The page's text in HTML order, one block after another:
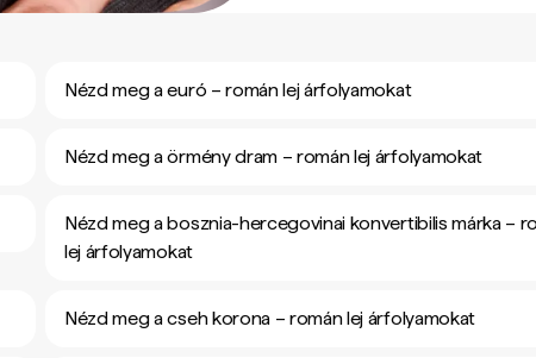
Nézd meg a euró – román lej árfolyamokat
Nézd meg a örmény dram – román lej árfolyamokat
Nézd meg a bosznia-hercegovinai konvertibilis márka –
lej árfolyamokat
Nézd meg a cseh korona – román lej árfolyamokat